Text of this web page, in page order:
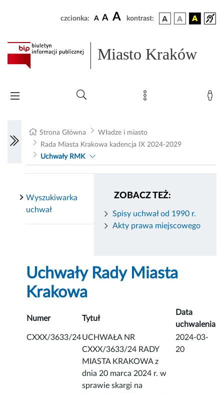
czcionka: A A A kontrast:
Miasto Kraków
Strona Główna
Władze i miasto
Rada Miasta Krakowa kadencja IX 2024-2029
Uchwały RMK
ZOBACZ TEŻ:
Spisy uchwał od 1990 r.
Akty prawa miejscowego
Wyszukiwarka
uchwał
Uchwały Rady Miasta
Krakowa
Numer Tytuł
Data
uchwalenia
CXXX/3633/24UCHWAŁA NR
CXXX/3633/24 RADY
MIASTA KRAKOWA z
dnia 20 marca 2024 r. w
sprawie skargi na
2024-03-
20